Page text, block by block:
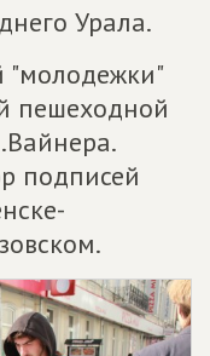
Урала.
"молодежки"
пешеходной
подписей